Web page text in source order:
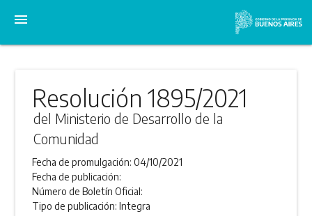
menu
Resolución 1895/2021
del Ministerio de Desarrollo de la
Comunidad
Fecha de promulgación:04/10/2021
Fecha de publicación:
Número de Boletín Oficial:
Tipo de publicación:Integra